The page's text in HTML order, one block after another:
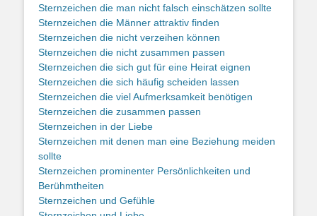
Sternzeichen die man nicht falsch einschätzen sollte
Sternzeichen die Männer attraktiv finden
Sternzeichen die nicht verzeihen können
Sternzeichen die nicht zusammen passen
Sternzeichen die sich gut für eine Heirat eignen
Sternzeichen die sich häufig scheiden lassen
Sternzeichen die viel Aufmerksamkeit benötigen
Sternzeichen die zusammen passen
Sternzeichen in der Liebe
Sternzeichen mit denen man eine Beziehung meiden
sollte
Sternzeichen prominenter Persönlichkeiten und
Berühmtheiten
Sternzeichen und Gefühle